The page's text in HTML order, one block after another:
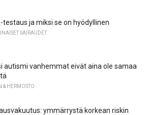
testaus ja miksi se on hyödyllinen
SAIRAUDET
autismi vanhemmat eivät aina ole samaa
& HERMOSTO
ymmärrystä korkean riskin